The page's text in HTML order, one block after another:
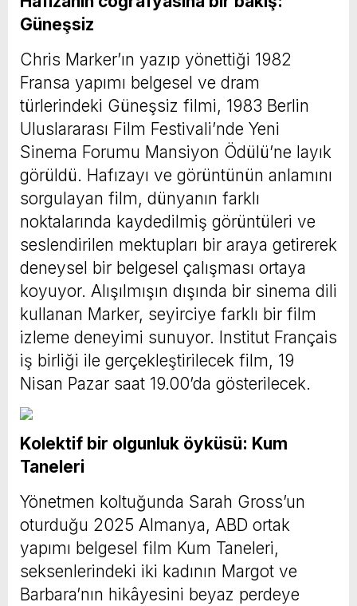
Güneşsiz
Chris Marker’ın yazıp yönettiği 1982
Fransa yapımı belgesel ve dram
türlerindeki Güneşsiz filmi, 1983 Berlin
Uluslararası Film Festivali’nde Yeni
Sinema Forumu Mansiyon Ödülü’ne layık
görüldü. Hafızayı ve görüntünün anlamını
sorgulayan film, dünyanın farklı
noktalarında kaydedilmiş görüntüleri ve
seslendirilen mektupları bir araya getirerek
deneysel bir belgesel çalışması ortaya
koyuyor. Alışılmışın dışında bir sinema dili
kullanan Marker, seyirciye farklı bir film
izleme deneyimi sunuyor. Institut Français
iş birliği ile gerçekleştirilecek film, 19
Nisan Pazar saat 19.00’da gösterilecek.
Kolektif bir olgunluk öyküsü: Kum
Taneleri
Yönetmen koltuğunda Sarah Gross’un
oturduğu 2025 Almanya, ABD ortak
yapımı belgesel film Kum Taneleri,
seksenlerindeki iki kadının Margot ve
Barbara’nın hikâyesini beyaz perdeye